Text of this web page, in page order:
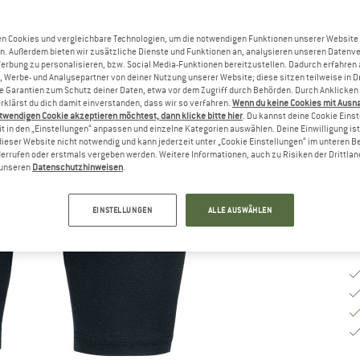
Größe M
Größe M
Größe M
Cookies und vergleichbare Technologien, um die notwendigen Funktionen unserer Website
Außerdem bieten wir zusätzliche Dienste und Funktionen an, analysieren unseren
zu personalisieren, bzw. Social Media-Funktionen bereitzustellen. Dadurch erfahren
Werbe- und Analysepartner von deiner Nutzung unserer Website; diese sitzen teilweise in
Garantien zum Schutz deiner Daten, etwa vor dem Zugriff durch Behörden. Durch Anklicken
du dich damit einverstanden, dass wir so verfahren. Wenn du keine Cookies mit
Cookie akzeptieren möchtest, dann klicke bitte hier. Du kannst deine Cookie
in den „Einstellungen“ anpassen und einzelne Kategorien auswählen. Deine Einwilligung
Website nicht notwendig und kann jederzeit unter „Cookie Einstellungen“ im unteren
oder erstmals vergeben werden. Weitere Informationen, auch zu Risiken der
Datenschutzhinweisen.
EINSTELLUNGEN ALLE AUSWÄHLEN